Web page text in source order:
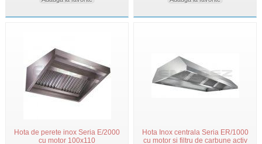
Hota de perete inox Seria E/2000
cu motor 100x110
Hota Inox centrala Seria ER/1000
cu motor si filtru de carbune activ